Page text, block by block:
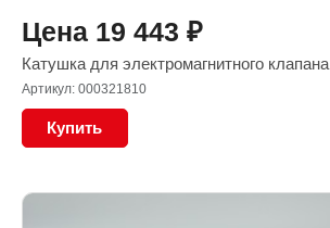
Цена 19 443 ₽
Катушка для электромагнитного клапана
Артикул: 000321810
Купить